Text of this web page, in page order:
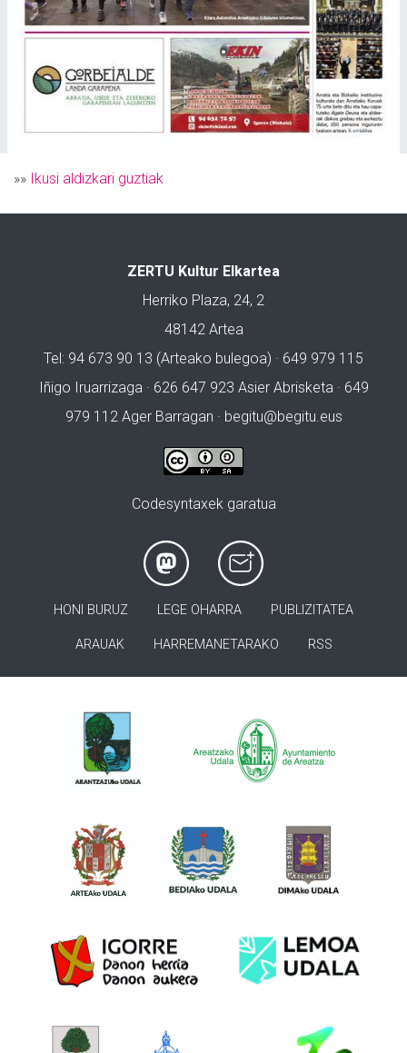
»» Ikusi aldizkari guztiak
ZERTU Kultur Elkartea
Herriko Plaza, 24, 2
48142 Artea
Tel: 94 673 90 13 (Arteako bulegoa) · 649 979 115
Iñigo Iruarrizaga · 626 647 923 Asier Abrisketa · 649
979 112 Ager Barragan · begitu@begitu.eus
Codesyntaxek garatua
HONI BURUZ LEGE OHARRA PUBLIZITATEA
ARAUAK HARREMANETARAKO RSS